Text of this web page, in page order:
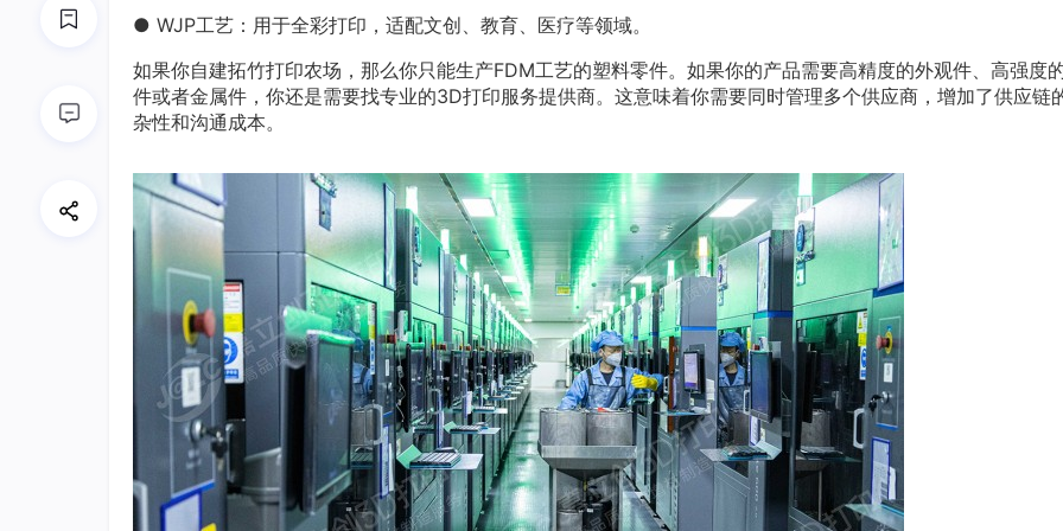
● WJP工艺：用于全彩打印，适配文创、教育、医疗等领域。
如果你自建拓竹打印农场，那么你只能生产FDM工艺的塑料零件。如果你的产品需要高精度的外观件、高强度
件或者金属件，你还是需要找专业的3D打印服务提供商。这意味着你需要同时管理多个供应商，增加了供应链
杂性和沟通成本。